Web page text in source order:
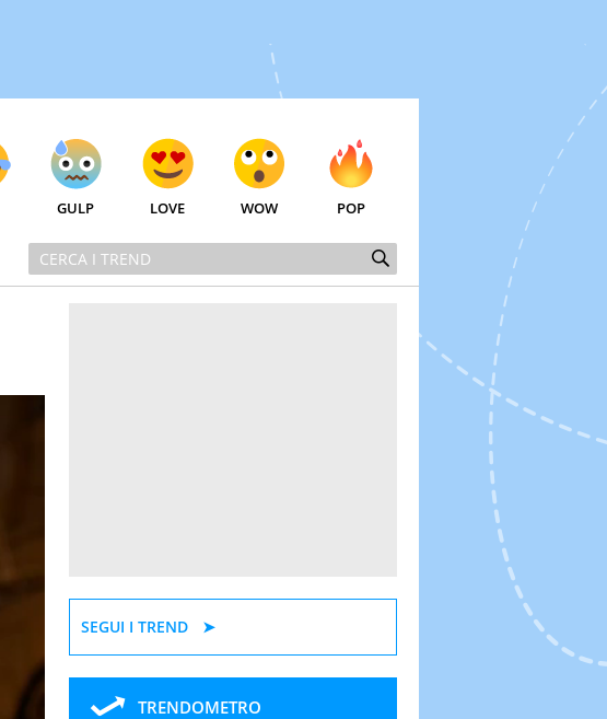
GULP LOVE WOW POP
SEGUI I TREND
TRENDOMETRO